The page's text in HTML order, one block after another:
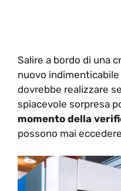
Salire a bordo di una
nuovo
dovrebbe realizzare
spiacevole sorpresa
momento della
possono mai